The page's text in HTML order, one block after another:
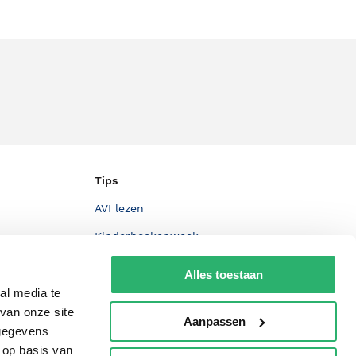
media te
onze site
basis van
Alles toestaan
Aanpassen
Tips
AVI lezen
Kinderboekenweek
De Nationale Voorleesdagen
Wet op de Vaste Boekenprijs